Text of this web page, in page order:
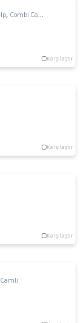
,Combi Camlı
Karşılaştır
Karşılaştır
Karşılaştır